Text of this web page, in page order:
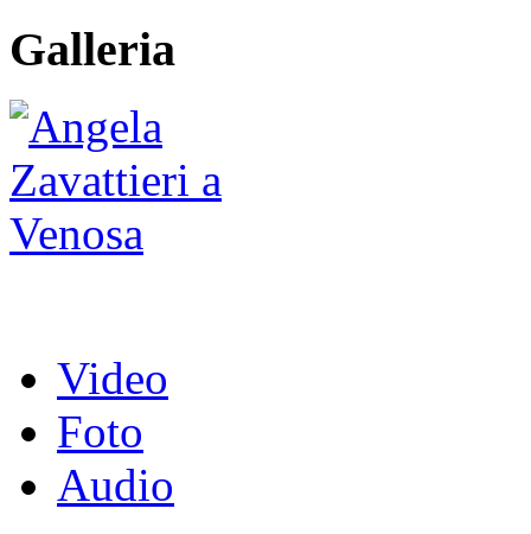
Galleria
Video
Foto
Audio